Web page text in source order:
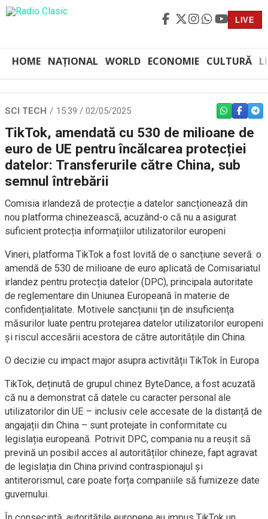
LIVE
HOME NAȚIONAL WORLD ECONOMIE CULTURĂ
SCI TECH 15:39 / 02/05/2025 WHATSAPP
TikTok, amendată cu 530 de milioane de
euro de UE pentru încălcarea protecției
datelor: Transferurile către China, sub
semnul întrebării
Comisia irlandeză de protecție a datelor sancționează din
nou platforma chinezească, acuzând-o că nu a asigurat
suficient protecția informațiilor utilizatorilor europeni
Vineri, platforma TikTok a fost lovită de o sancțiune severă: o
amendă de 530 de milioane de euro aplicată de Comisariatul
irlandez pentru protecția datelor (DPC), principala autoritate
de reglementare din Uniunea Europeană în materie de
confidențialitate. Motivele sancțiunii țin de insuficiența
măsurilor luate pentru protejarea datelor utilizatorilor europeni
și riscul accesării acestora de către autoritățile din China.
O decizie cu impact major asupra activității TikTok în Europa
TikTok, deținută de grupul chinez ByteDance, a fost acuzată
că nu a demonstrat că datele cu caracter personal ale
utilizatorilor din UE – inclusiv cele accesate de la distanță de
angajații din China – sunt protejate în conformitate cu
legislația europeană. Potrivit DPC, compania nu a reușit să
prevină un posibil acces al autorităților chineze, fapt agravat
de legislația din China privind contraspionajul și
antiterorismul, care poate forța companiile să furnizeze date
guvernului.